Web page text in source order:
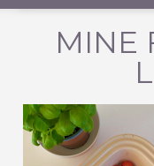
MINE